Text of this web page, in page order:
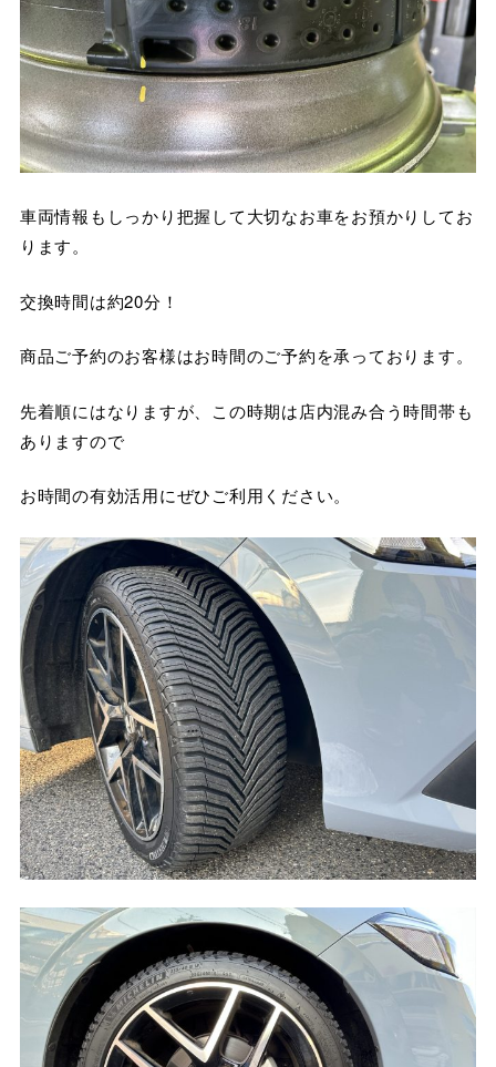
車両情報もしっかり把握して大切なお車をお預かりしてお
ります。
交換時間は約20分！
商品ご予約のお客様はお時間のご予約を承っております。
先着順にはなりますが、この時期は店内混み合う時間帯も
ありますので
お時間の有効活用にぜひご利用ください。